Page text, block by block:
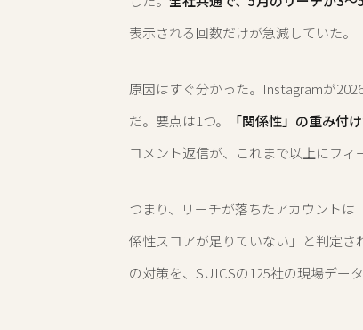
表示される回数だけが急減していた。
原因はすぐ分かった。Instagramが
だ。要点は1つ。
「関係性」の重み付
コメント返信が、これまで以上にフィ
つまり、リーチが落ちたアカウント
係性スコアが足りていない」と判定
の対策を、SUICSの125社の現場デー